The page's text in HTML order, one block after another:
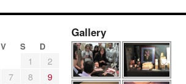
V S D
1
2
7 8
9
Gallery